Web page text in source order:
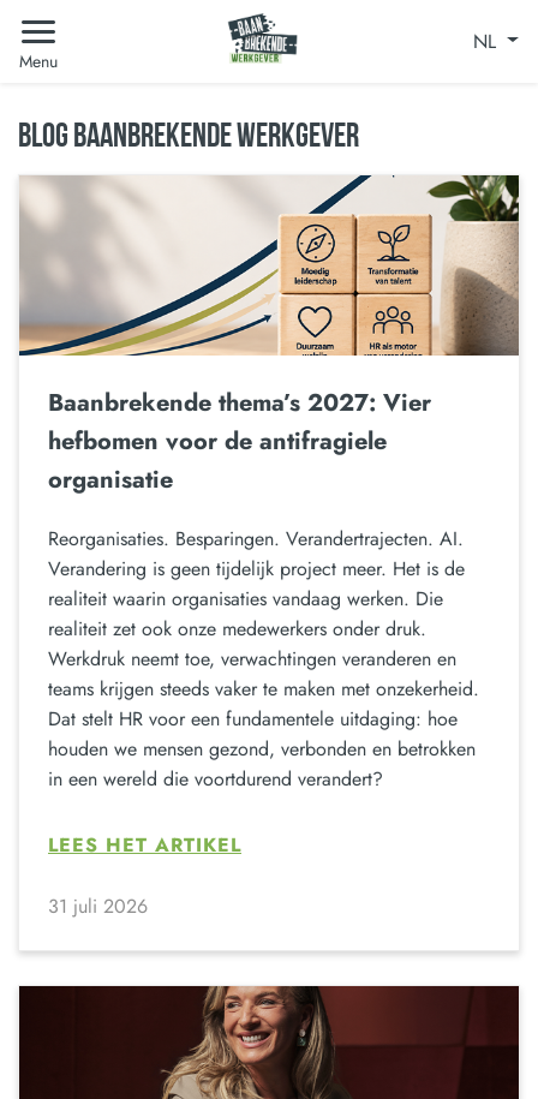
Menu
NL
BLOG BAANBREKENDE WERKGEVER
Baanbrekende thema’s 2027: Vier
hefbomen voor de antifragiele
organisatie
Reorganisaties. Besparingen. Verandertrajecten. AI.
Verandering is geen tijdelijk project meer. Het is de
realiteit waarin organisaties vandaag werken. Die
realiteit zet ook onze medewerkers onder druk.
Werkdruk neemt toe, verwachtingen veranderen en
teams krijgen steeds vaker te maken met onzekerheid.
Dat stelt HR voor een fundamentele uitdaging: hoe
houden we mensen gezond, verbonden en betrokken
in een wereld die voortdurend verandert?
LEES HET ARTIKEL
31 juli 2026